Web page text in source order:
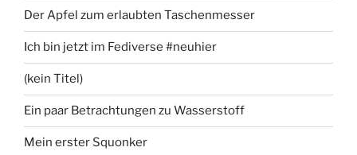
Der Apfel zum erlaubten Taschenmesser
Ich bin jetzt im Fediverse #neuhier
(kein Titel)
Ein paar Betrachtungen zu Wasserstoff
Mein erster Squonker